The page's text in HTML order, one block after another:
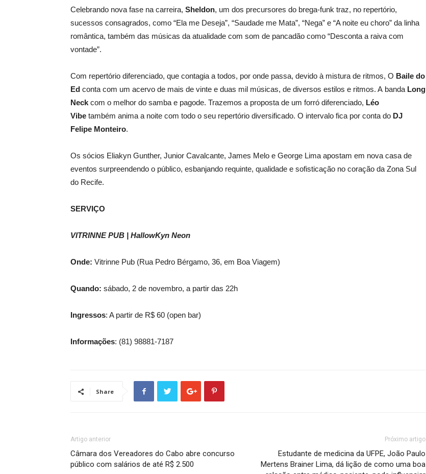
Celebrando nova fase na carreira, Sheldon, um dos precursores do brega-funk traz, no repertório,
sucessos consagrados, como “Ela me Deseja”, “Saudade me Mata”, “Nega” e “A noite eu choro” da linha
romântica, também das músicas da atualidade com som de pancadão como “Desconta a raiva com
vontade”.
Com repertório diferenciado, que contagia a todos, por onde passa, devido à mistura de ritmos, O Baile do
Ed conta com um acervo de mais de vinte e duas mil músicas, de diversos estilos e ritmos. A banda Long
Neck com o melhor do samba e pagode. Trazemos a proposta de um forró diferenciado, Léo
Vibe também anima a noite com todo o seu repertório diversificado. O intervalo fica por conta do DJ
Felipe Monteiro.
Os sócios Eliakyn Gunther, Junior Cavalcante, James Melo e George Lima apostam em nova casa de
eventos surpreendendo o público, esbanjando requinte, qualidade e sofisticação no coração da Zona Sul
do Recife.
SERVIÇO
VITRINNE PUB | HallowKyn Neon
Onde: Vitrinne Pub (Rua Pedro Bérgamo, 36, em Boa Viagem)
Quando: sábado, 2 de novembro, a partir das 22h
Ingressos: A partir de R$ 60 (open bar)
Informações: (81) 98881-7187
Share
Artigo anterior
Câmara dos Vereadores do Cabo abre concurso
público com salários de até R$ 2.500
Próximo artigo
Estudante de medicina da UFPE, João Paulo
Mertens Brainer Lima, dá lição de como uma boa